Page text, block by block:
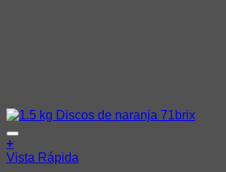
+
Vista Rápida